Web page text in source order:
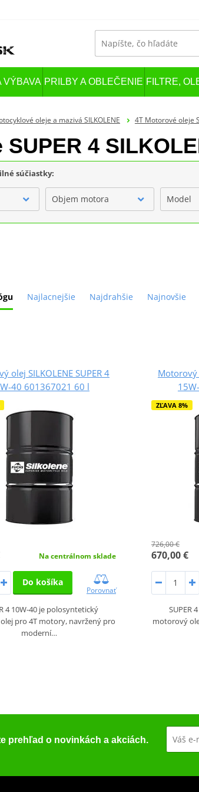
VÝBAVA PRILBY A OBLEČENIE FILTRE,
oleje a mazivá SILKOLENE 4T Motorové oleje
4
súčiastky:
Objem motora Model
Najlacnejšie Najdrahšie Najnovšie
olej SILKOLENE SUPER 4
40 601367021 60 l
Na centrálnom sklade
Do košíka
Porovnať
4 10W-40 je polosyntetický
pro 4T motory, navržený pro
moderní…
Motorový
ZĽAVA 8%
726,00 €
670,00 €
SUPER
motorový
prehľad o novinkách a akciách.